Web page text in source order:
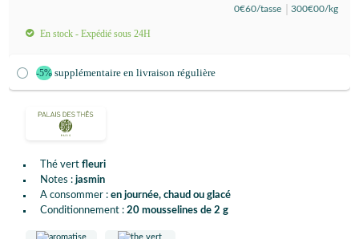
Thé vert fleuri
Notes : jasmin
A consommer : en journée, chaud ou glacé
Conditionnement : 20 mousselines de 2 g
0€60/tasse 300€00/kg
En stock - Expédié sous 24H
-5% supplémentaire en livraison régulière